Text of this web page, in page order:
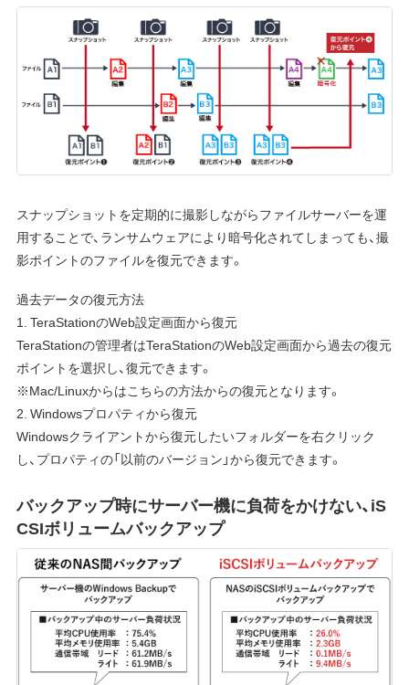
スナップショットを定期的に撮影しながらファイルサーバーを運
用することで、ランサムウェアにより暗号化されてしまっても、撮
影ポイントのファイルを復元できます。
過去データの復元方法
1. TeraStationのWeb設定画面から復元
TeraStationの管理者はTeraStationのWeb設定画面から過去の復元
ポイントを選択し、復元できます。
※Mac/Linuxからはこちらの方法からの復元となります。
2. Windowsプロパティから復元
Windowsクライアントから復元したいフォルダーを右クリック
し、プロパティの「以前のバージョン」から復元できます。
バックアップ時にサーバー機に負荷をかけない、iS
CSIボリュームバックアップ